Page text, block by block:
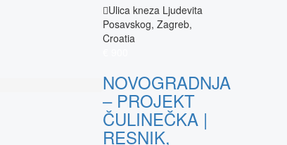
Ulica kneza Ljudevita
Posavskog, Zagreb,
Croatia
NOVOGRADNJA
– PROJEKT
ČULINEČKA |
RESNIK,